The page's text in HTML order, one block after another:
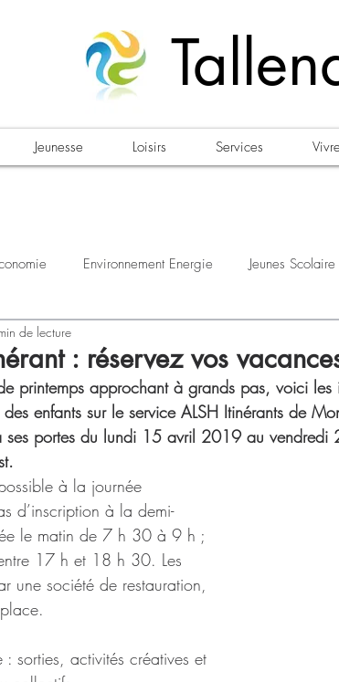
Jeunesse Loisirs Services
Environnement Energie Jeunes Scolaire
Manifestations
: réservez vos
de lecture
printemps approchant à grands pas, voici les
enfants sur le service ALSH Itinérants de
ses portes du lundi 15 avril 2019 au vendredi
à la journée
d’inscription à la demi-
le matin de 7 h 30 à 9 h ;
17 h et 18 h 30. Les
une société de restauration,
: sorties, activités créatives et